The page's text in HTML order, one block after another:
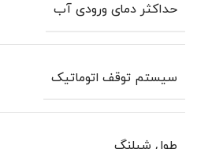
حداکثر دمای ورودی آب
سیستم توقف اتوماتیک